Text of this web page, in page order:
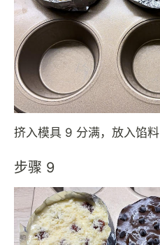
挤入模具 9 分满，放入馅料
步骤 9